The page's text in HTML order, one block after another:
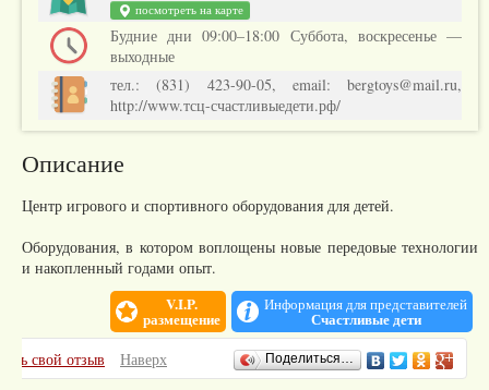
посмотреть на карте
Будние дни 09:00–18:00 Суббота, воскресенье —
выходные
тел.: (831) 423-90-05, email: bergtoys@mail.ru,
http://www.тсц-счастливыедети.рф/
Описание
Центр игрового и спортивного оборудования для детей.
Оборудования, в котором воплощены новые передовые технологии
и накопленный годами опыт.
V.I.P.
размещение
Информация для представителей
Счастливые дети
Отзывы
свой отзыв Наверх Поделиться…